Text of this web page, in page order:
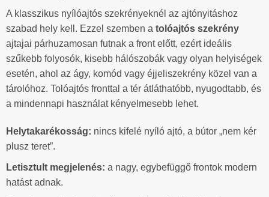
A klasszikus nyílóajtós szekrényeknél az ajtónyitáshoz
szabad hely kell. Ezzel szemben a tolóajtós szekrény
ajtajai párhuzamosan futnak a front előtt, ezért ideális
szűkebb folyosók, kisebb hálószobák vagy olyan helyiségek
esetén, ahol az ágy, komód vagy éjjeliszekrény közel van a
tárolóhoz. Tolóajtós fronttal a tér átláthatóbb, nyugodtabb, és
a mindennapi használat kényelmesebb lehet.
Helytakarékosság: nincs kifelé nyíló ajtó, a bútor „nem kér
plusz teret”.
Letisztult megjelenés: a nagy, egybefüggő frontok modern
hatást adnak.